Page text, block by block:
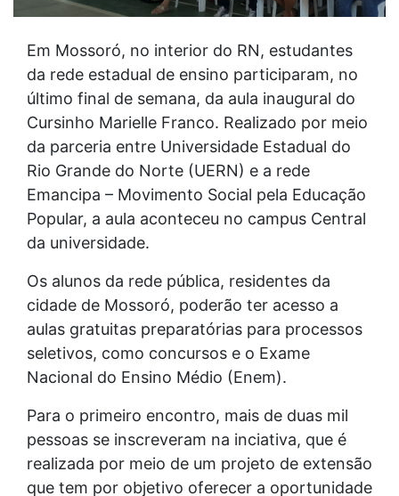
Em Mossoró, no interior do RN, estudantes
da rede estadual de ensino participaram, no
último final de semana, da aula inaugural do
Cursinho Marielle Franco. Realizado por meio
da parceria entre Universidade Estadual do
Rio Grande do Norte (UERN) e a rede
Emancipa – Movimento Social pela Educação
Popular, a aula aconteceu no campus Central
da universidade.
Os alunos da rede pública, residentes da
cidade de Mossoró, poderão ter acesso a
aulas gratuitas preparatórias para processos
seletivos, como concursos e o Exame
Nacional do Ensino Médio (Enem).
Para o primeiro encontro, mais de duas mil
pessoas se inscreveram na inciativa, que é
realizada por meio de um projeto de extensão
que tem por objetivo oferecer a oportunidade